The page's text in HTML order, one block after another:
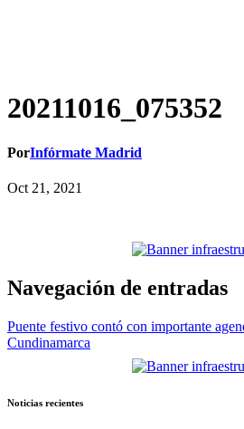
20211016_075352
PorInfórmate Madrid
Oct 21, 2021
Navegación de entradas
Puente festivo contó con importante
Cundinamarca
Noticias recientes